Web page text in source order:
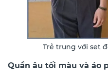
Trẻ trung với set
Quần âu tối màu và áo